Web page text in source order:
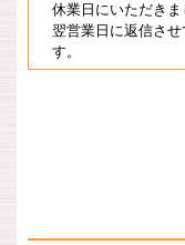
休業日にいただきま
翌営業日に返信させ
す。